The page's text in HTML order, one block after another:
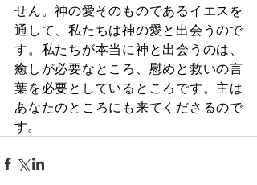
せん。神の愛そのものであるイエスを
通して、私たちは神の愛と出会うので
す。私たちが本当に神と出会うのは、
癒しが必要なところ、慰めと救いの言
葉を必要としているところです。主は
あなたのところにも来てくださるので
す。